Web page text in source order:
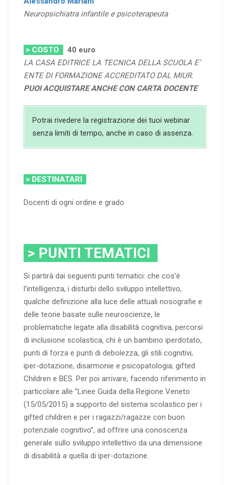
Neuropsichiatra infantile e psicoterapeuta
> COSTO
40 euro
LA CASA EDITRICE LA TECNICA DELLA SCUOLA E’
ENTE DI FORMAZIONE ACCREDITATO DAL MIUR.
PUOI ACQUISTARE ANCHE CON CARTA DOCENTE
Potrai rivedere la registrazione dei tuoi webinar
senza limiti di tempo, anche in caso di assenza.
> DESTINATARI
Docenti di ogni ordine e grado
> PUNTI TEMATICI
Si partirà dai seguenti punti tematici: che cos’è
l’intelligenza, i disturbi dello sviluppo intellettivo,
qualche definizione alla luce delle attuali nosografie e
delle teorie basate sulle neuroscienze, le
problematiche legate alla disabilità cognitiva, percorsi
di inclusione scolastica, chi è un bambino iperdotato,
punti di forza e punti di debolezza, gli stili cognitivi,
iper-dotazione, disarmonie e psicopatologia; gifted
Children e BES. Per poi arrivare, facendo riferimento in
particolare alle ”Linee Guida della Regione Veneto
(15/05/2015) a supporto del sistema scolastico per i
gifted children e per i ragazzi/ragazze con buon
potenziale cognitivo”, ad offrire una conoscenza
generale sullo sviluppo intellettivo da una dimensione
di disabilità a quella di iper-dotazione.